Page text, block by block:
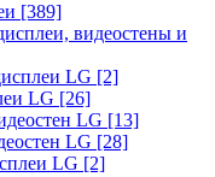
[389]
видеостены и
LG [2]
LG [26]
LG [13]
LG [28]
LG [2]